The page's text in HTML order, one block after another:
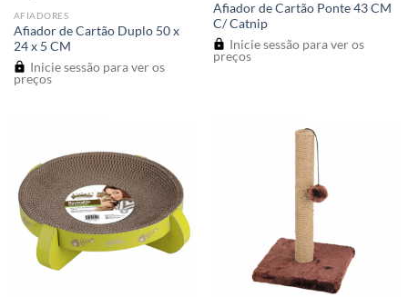
AFIADORES
Afiador de Cartão Duplo 50 x
24 x 5 CM
Inicie sessão para ver os
preços
Afiador de Cartão Ponte 43 CM
C/ Catnip
Inicie sessão para ver os
preços